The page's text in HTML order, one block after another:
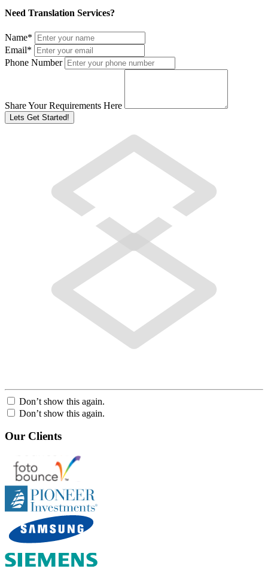
Need Translation Services?
Name*
Email*
Phone Number
Share Your Requirements Here
Don’t show this again.
Don’t show this again.
Our Clients